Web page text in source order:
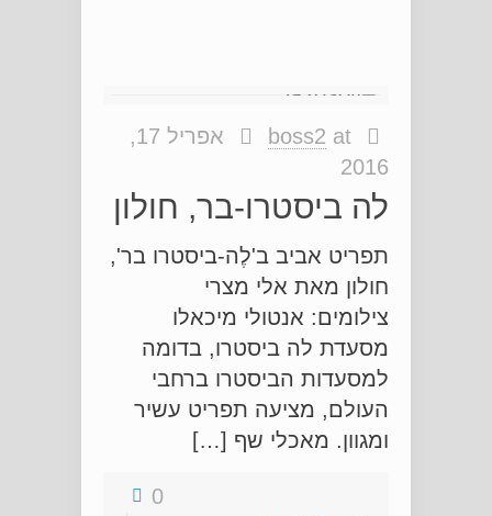
boss2 at
אפריל 17,
2016
לה ביסטרו-בר, חולון
תפריט אביב ב'לֶה-ביסטרו בר',
חולון מאת אלי מצרי
צילומים: אנטולי מיכאלו
מסעדת לה ביסטרו, בדומה
למסעדות הביסטרו ברחבי
העולם, מציעה תפריט עשיר
ומגוון. מאכלי שף […]
0